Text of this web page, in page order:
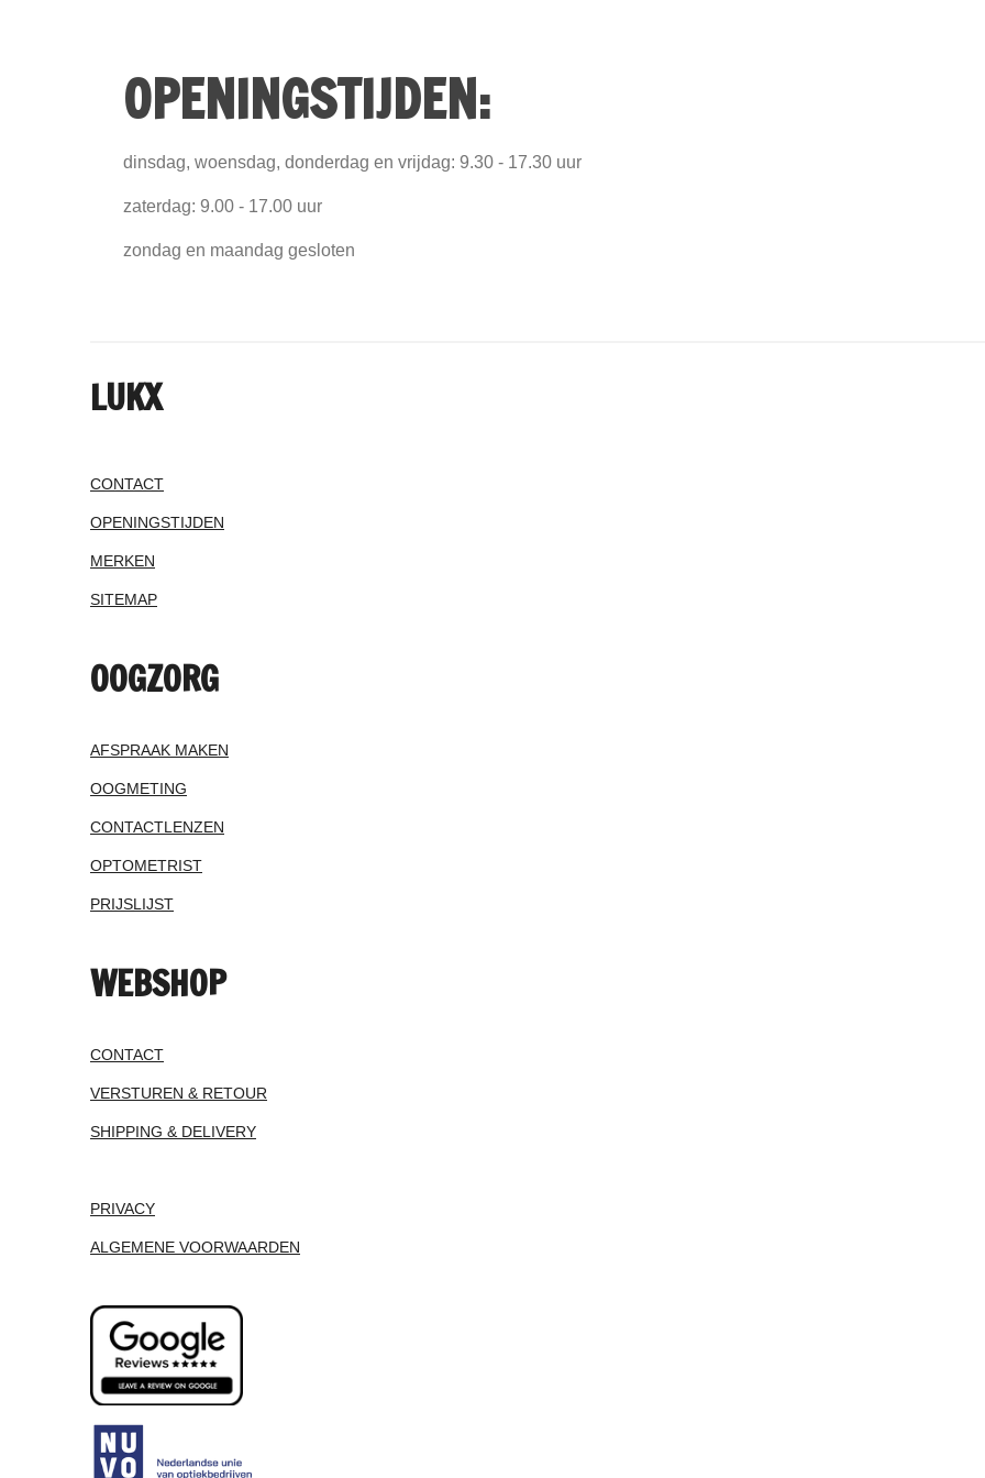
OPENINGSTIJDEN:
dinsdag, woensdag, donderdag en vrijdag: 9.30 - 17.30 uur
zaterdag: 9.00 - 17.00 uur
zondag en maandag gesloten
LUKX
CONTACT
OPENINGSTIJDEN
MERKEN
SITEMAP
OOGZORG
AFSPRAAK MAKEN
OOGMETING
CONTACTLENZEN
OPTOMETRIST
PRIJSLIJST
WEBSHOP
CONTACT
VERSTUREN & RETOUR
SHIPPING & DELIVERY
PRIVACY
ALGEMENE VOORWAARDEN